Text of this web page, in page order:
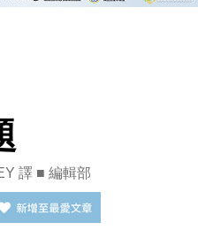
譯 ■ 編輯部